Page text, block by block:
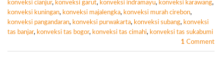
konveksi cianjur, konveksi garut, konveksi indramayu, konveksi karawang,
konveksi kuningan, konveksi majalengka, konveksi murah cirebon,
konveksi pangandaran, konveksi purwakarta, konveksi subang, konveksi
tas banjar, konveksi tas bogor, konveksi tas cimahi, konveksi tas sukabumi
1 Comment